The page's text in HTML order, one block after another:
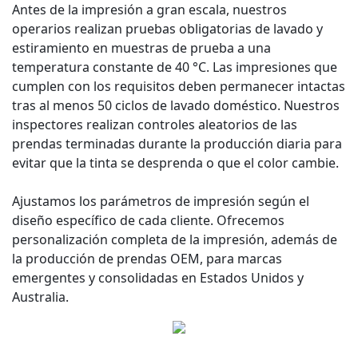
Antes de la impresión a gran escala, nuestros
operarios realizan pruebas obligatorias de lavado y
estiramiento en muestras de prueba a una
temperatura constante de 40 °C. Las impresiones que
cumplen con los requisitos deben permanecer intactas
tras al menos 50 ciclos de lavado doméstico. Nuestros
inspectores realizan controles aleatorios de las
prendas terminadas durante la producción diaria para
evitar que la tinta se desprenda o que el color cambie.
Ajustamos los parámetros de impresión según el
diseño específico de cada cliente. Ofrecemos
personalización completa de la impresión, además de
la producción de prendas OEM, para marcas
emergentes y consolidadas en Estados Unidos y
Australia.